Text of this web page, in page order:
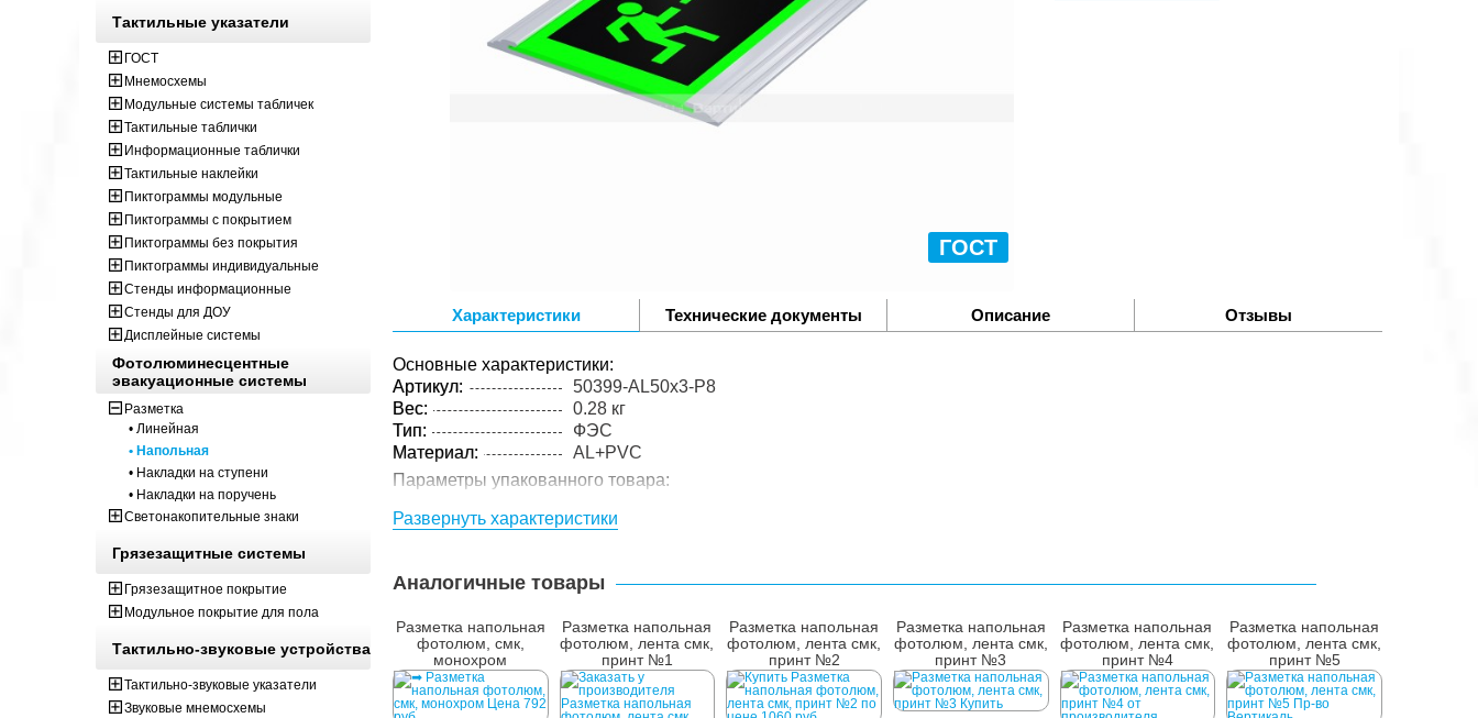
ГОСТ
Характеристики Технические документы Описание Отзывы
Основные характеристики:
Артикул:
50399-AL50x3-P8
Вес:
0.28 кг
Тип:
ФЭС
Материал:
AL+PVC
Параметры упакованного товара:
Вес:
Кол-во изделий в
1 шт.
Развернуть характеристики
Аналогичные товары
Разметка напольная
фотолюм, смк,
монохром
Разметка напольная
фотолюм, лента смк,
принт №1
Разметка напольная
фотолюм, лента смк,
принт №2
Разметка напольная
фотолюм, лента смк,
принт №3
Разметка напольная
фотолюм, лента смк,
принт №4
Разметка напольная
фотолюм, лента смк,
принт №5
Тактильные указатели
ГОСТ
Мнемосхемы
Модульные системы табличек
Тактильные таблички
Информационные таблички
Тактильные наклейки
Пиктограммы модульные
Пиктограммы с покрытием
Пиктограммы без покрытия
Пиктограммы индивидуальные
Стенды информационные
Стенды для ДОУ
Дисплейные системы
Фотолюминесцентные
эвакуационные системы
Разметка
• Линейная
• Напольная
• Накладки на ступени
• Накладки на поручень
Светонакопительные знаки
Грязезащитные системы
Грязезащитное покрытие
Модульное покрытие для пола
Тактильно-звуковые устройства
Тактильно-звуковые указатели
Звуковые мнемосхемы